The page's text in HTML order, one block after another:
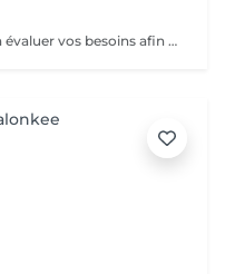
Cette première consultation sert à évaluer vos besoins afin de vous guider vers les soins sur mesure qui répondront au mieux. À cette occasion, toutes les informations nécessaires, telles que les contre-indications, les résultats attendus et autres détails importants, vous seront fournies pour assurer une prise en charge optimale et vous garantir un suivi personnalisé.